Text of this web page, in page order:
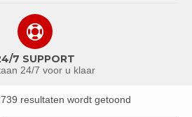
7 SUPPORT
24/7 voor u klaar
resultaten wordt getoond